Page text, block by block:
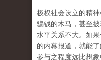
极权社会设立的精
骗钱的木马，甚至
水平关系不大。如
的内幕报道，就能
参与之程度远比想